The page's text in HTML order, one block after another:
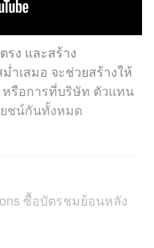
ง และสร้าง
ำเสมอ จะช่วยสร้างให้
หรือการที่บริษัท ตัวแทน
ชน์กันทั้งหมด
ซื้อบัตรชมย้อนหลัง